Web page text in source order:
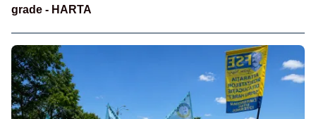
grade - HARTA